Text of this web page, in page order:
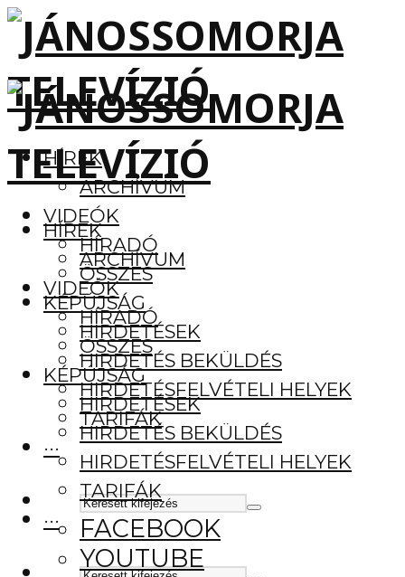
HÍREK
ARCHÍVUM
VIDEÓK
HÍRADÓ
ÖSSZES
KÉPÚJSÁG
HIRDETÉSEK
HIRDETÉS BEKÜLDÉS
HIRDETÉSFELVÉTELI HELYEK
TARIFÁK
···
FACEBOOK
YOUTUBE
HÍREK
ARCHÍVUM
VIDEÓK
HÍRADÓ
ÖSSZES
KÉPÚJSÁG
HIRDETÉSEK
HIRDETÉS BEKÜLDÉS
HIRDETÉSFELVÉTELI HELYEK
TARIFÁK
···